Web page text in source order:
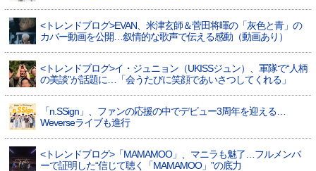
<トレンドブログ>EVAN、米津玄師＆菅田将暉の「灰色と青」の
カバー動画を公開…叙情的な歌声で伝える感動（動画あり）
<トレンドブログ>イ・ジュニョン（UKISSジュン）、軍隊で“人柄
の美談”が話題に…「会うたびに笑顔であいさつしてくれる」
「n.SSign」、ファンの応援の中でデビュー3周年を迎える…
Weverseライブも進行
<トレンドブログ>「MAMAMOO」、マニラも魅了…フルメンバ
ーで証明した“信じて聴く「MAMAMOO」”の底力